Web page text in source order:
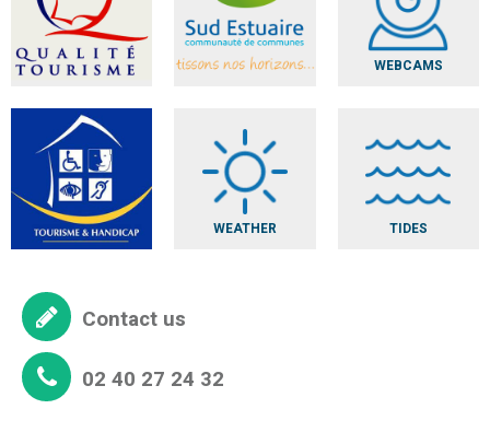
WEBCAMS
WEATHER TIDES
Contact us
02 40 27 24 32